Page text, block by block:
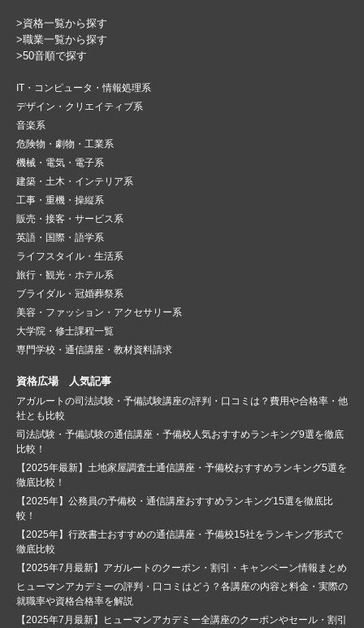
>資格一覧から探す
>職業一覧から探す
>50音順で探す
IT・コンピュータ・情報処理系
デザイン・クリエイティブ系
音楽系
危険物・劇物・工業系
機械・電気・電子系
建築・土木・インテリア系
工事・重機・操縦系
販売・接客・サービス系
英語・国際・語学系
ライフスタイル・生活系
旅行・観光・ホテル系
ブライダル・冠婚葬祭系
美容・ファッション・アクセサリー系
大学院・修士課程一覧
専門学校・通信講座・教材資料請求
資格広場 人気記事
アガルートの司法試験・予備試験講座の評判・口コミは？費用や合格率・他
社とも比較
司法試験・予備試験の通信講座・予備校人気おすすめランキング9選を徹底
比較！
【2025年最新】土地家屋調査士通信講座・予備校おすすめランキング5選を
徹底比較！
【2025年】公務員の予備校・通信講座おすすめランキング15選を徹底比
較！
【2025年】行政書士おすすめの通信講座・予備校15社をランキング形式で
徹底比較
【2025年7月最新】アガルートのクーポン・割引・キャンペーン情報まとめ
ヒューマンアカデミーの評判・口コミはどう？各講座の内容と料金・実際の
就職率や資格合格率を解説
【2025年7月最新】ヒューマンアカデミー全講座のクーポンやセール・割引